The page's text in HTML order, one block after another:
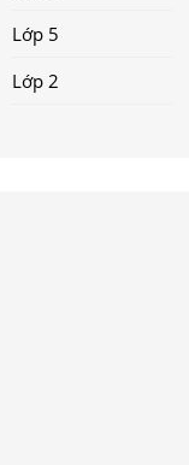
Lớp 5
Lớp 2